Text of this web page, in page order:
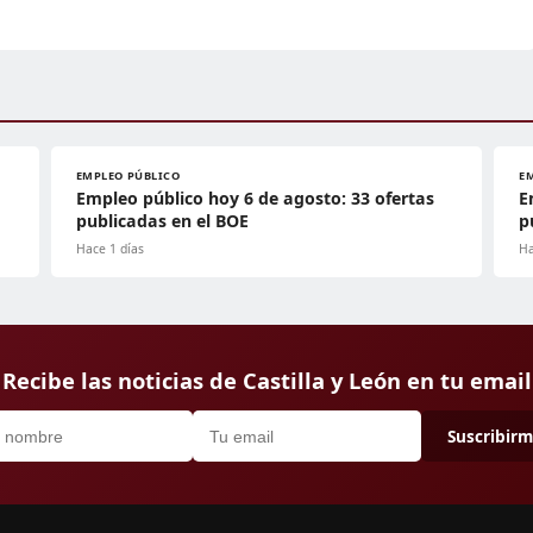
EMPLEO PÚBLICO
Empleo público hoy 6 de agosto: 33 ofertas
publicadas en el BOE
Hace 1 días
Recibe las noticias de Castilla y León en tu email